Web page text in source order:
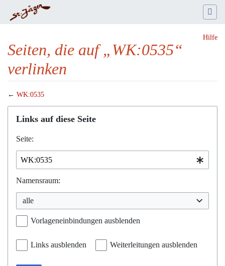
Hilfe
Seiten, die auf „WK:0535“
verlinken
← WK:0535
Wechseln zu:Navigation,Suche
Links auf diese Seite
Seite:
Namensraum:
alle
Vorlageneinbindungen ausblenden
Links ausblenden Weiterleitungen ausblenden